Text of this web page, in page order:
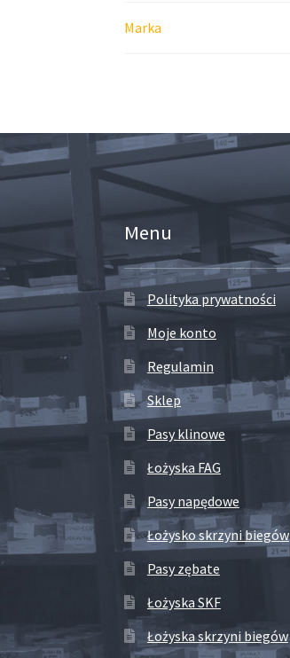
Marka
Menu
Polityka prywatności
Moje konto
Regulamin
Sklep
Pasy klinowe
Łożyska FAG
Pasy napędowe
Łożysko skrzyni biegów
Pasy zębate
Łożyska SKF
Łożyska skrzyni biegów